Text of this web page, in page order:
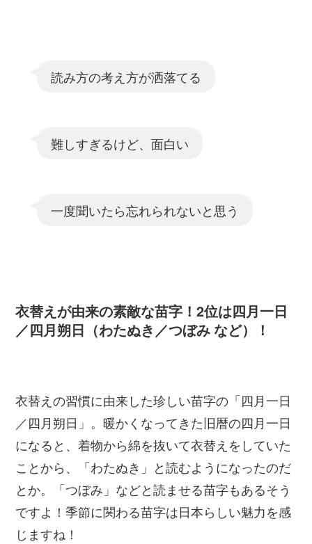
読み方の考え方が洒落てる
難しすぎるけど、面白い
一度聞いたら忘れられないと思う
衣替えが由来の素敵な苗字！2位は四月一日
／四月朔日（わたぬき／つぼみ など）！
衣替えの習慣に由来した珍しい苗字の「四月一日
／四月朔日」。暖かくなってきた旧暦の四月一日
になると、着物から綿を抜いて衣替えをしていた
ことから、「わたぬき」と読むようになったのだ
とか。「つぼみ」などと読ませる苗字もあるそう
ですよ！季節に関わる苗字は日本らしい魅力を感
じますね！